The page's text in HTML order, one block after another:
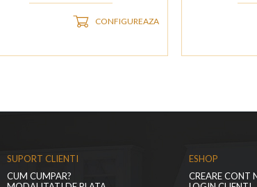
CONFIGUREAZA
SUPORT CLIENTI
CUM CUMPAR?
ESHOP
CREARE CONT